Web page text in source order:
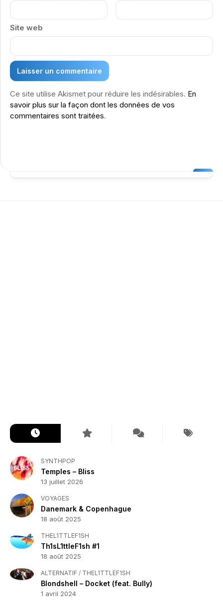
Site web
Ce site utilise Akismet pour réduire les indésirables. En
savoir plus sur la façon dont les données de vos
commentaires sont traitées.
SYNTHPOP
Temples – Bliss
13 juillet 2026
VOYAGES
Danemark & Copenhague
18 août 2025
THEL1TTLEF1SH
Th1sL1ttleF1sh #1
18 août 2025
ALTERNATIF / THEL1TTLEF1SH
Blondshell – Docket (feat. Bully)
1 avril 2024